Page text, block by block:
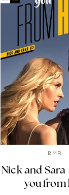
BMR
Nick and Sara
you from